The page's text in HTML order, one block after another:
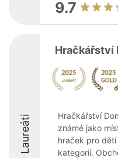
9.7
Laureáti
Hračkářství
Hračkářství
známé jako
hraček pro
kategorií.